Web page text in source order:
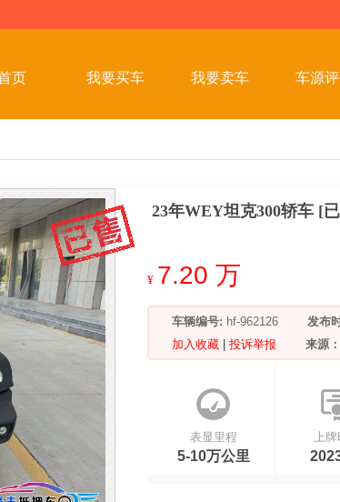
页 我要买车 我要卖车 车源
23年WEY坦克300轿车 [
¥ 7.20 万
车辆编号: hf-962126 发布
加入收藏
投诉举报 来源：
表显里程
5-10万公里
上